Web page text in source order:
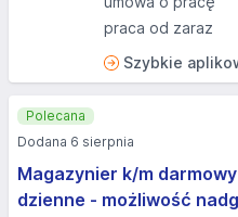
praca od zaraz
Szybkie
Magazynier k/m
dzienne - możliwość
Polecana
Dodana 6 sierpnia